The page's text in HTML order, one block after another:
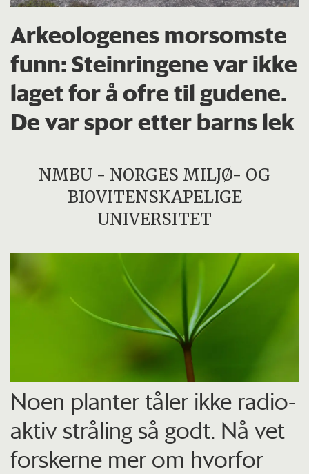
Arkeologenes morsomste
funn: Steinringene var ikke
laget for å ofre til gudene.
De var spor etter barns lek
NMBU - NORGES MILJØ- OG
BIOVITENSKAPELIGE
UNIVERSITET
Noen planter tåler ikke radio­
aktiv stråling så godt. Nå vet
forskerne mer om hvorfor